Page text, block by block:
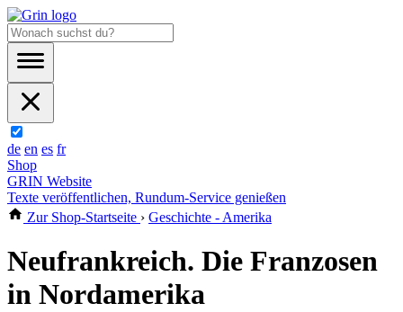
de en es fr
Shop
GRIN Website
Texte veröffentlichen, Rundum-Service genießen
Zur Shop-Startseite › Geschichte - Amerika
Neufrankreich. Die Franzosen
in Nordamerika